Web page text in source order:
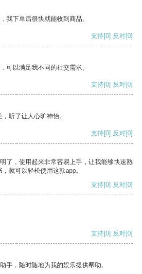
我下单后很快就能收到商品。
支持[0] 反对[0]
可以满足我不同的社交需求。
支持[0] 反对[0]
听了让人心旷神怡。
支持[0] 反对[0]
了，使用起来非常容易上手，让我能够快速熟
就可以轻松使用这款app。
支持[0] 反对[0]
支持[0] 反对[0]
手，随时随地为我的娱乐提供帮助。